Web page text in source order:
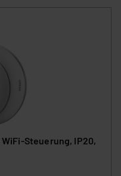
Steuerung, IP20,